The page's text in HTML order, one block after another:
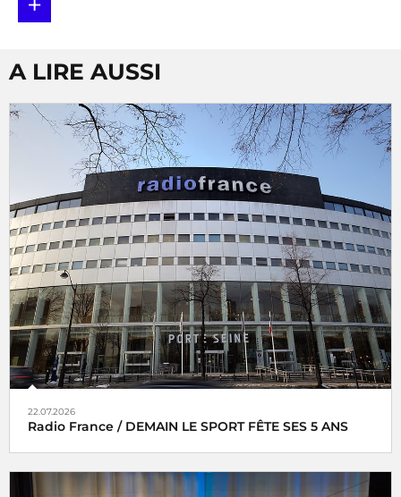
A LIRE AUSSI
22.07.2026
Radio France / DEMAIN LE SPORT FÊTE SES 5 ANS